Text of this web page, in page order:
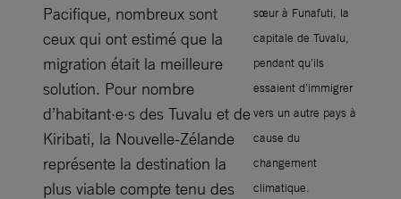
Pacifique, nombreux sont
ceux qui ont estimé que la
migration était la meilleure
solution. Pour nombre
d’habitant·e·s des Tuvalu et de
Kiribati, la Nouvelle-Zélande
représente la destination la
plus viable compte tenu des
sœur à Funafuti, la
capitale de Tuvalu,
pendant qu’ils
essaient d’immigrer
vers un autre pays à
cause du
changement
climatique.